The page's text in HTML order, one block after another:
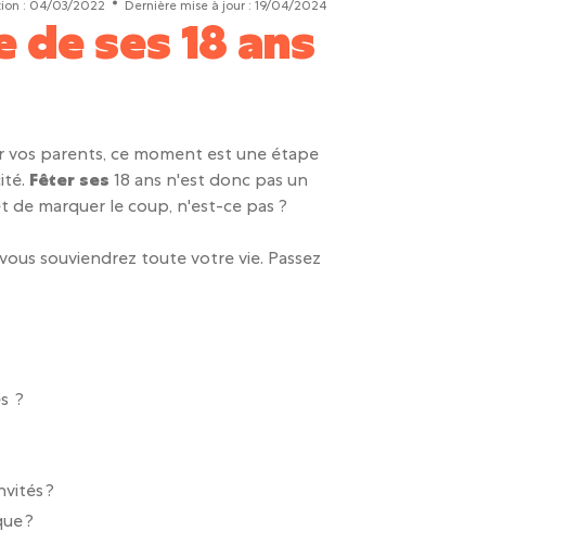
: 04/03/2022 Dernière mise à jour : 19/04/2024
ses 18 ans
vos parents, ce moment est une étape
Fêter ses 18 ans n'est donc pas un
de marquer le coup, n'est-ce pas ?
souviendrez toute votre vie. Passez
?
?
?